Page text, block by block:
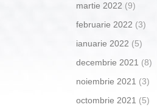
martie 2022 (9)
februarie 2022 (3)
ianuarie 2022 (5)
decembrie 2021 (8)
noiembrie 2021 (3)
octombrie 2021 (5)